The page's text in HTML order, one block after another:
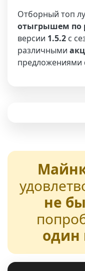
Отборный топ
отыгрышем по
версии 1.5.2 с
различными
предложениями
не
один